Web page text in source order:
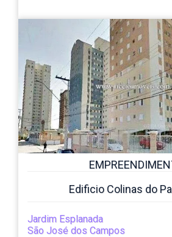
Edificio Colinas do
Jardim Esplanada
São José dos Campos